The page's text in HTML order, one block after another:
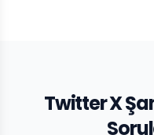
Twitter X